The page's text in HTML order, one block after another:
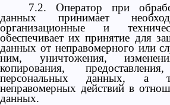
7.2. Оператор при
данных принимает
организационные и
обеспечивает их принятие для
данных от неправомерного или
ним, уничтожения,
копирования,
персональных данных, а
неправомерных действий в
данных.